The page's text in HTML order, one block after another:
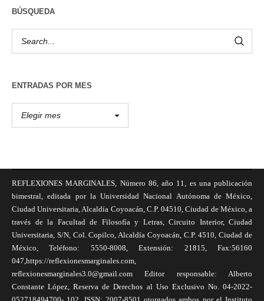
BÚSQUEDA
ENTRADAS POR MES
REFLEXIONES MARGINALES, Número 86, año 11, es una publicación
bimestral, editada por la Universidad Nacional Autónoma de México,
Ciudad Universitaria, Alcaldía Coyoacán, C.P. 04510, Ciudad de México, a
través de la Facultad de Filosofía y Letras, Circuito Interior, Ciudad
Universitaria, S/N, Col. Copilco, Alcaldía Coyoacán, C.P. 4510, Ciudad de
México, Teléfono: 5550-8008, Extensión: 21815, Fax:56160
047,https://reflexionesmarginales.com,
reflexionesmarginales3.0@gmail.com Editor responsable: Alberto
Constante López, Reserva de Derechos al Uso Exclusivo No. 04-2022-